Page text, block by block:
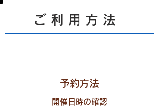
ご ​利 用 方 法
予約方法
開催日時の確認